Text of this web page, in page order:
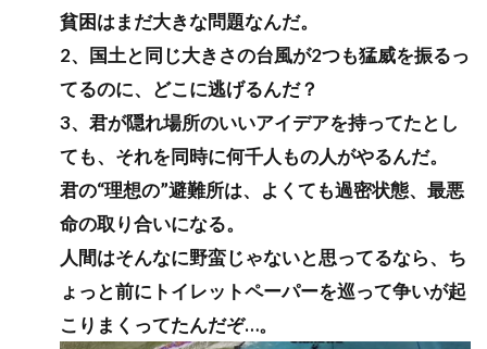
貧困はまだ大きな問題なんだ。
2、国土と同じ大きさの台風が2つも猛威を振るっ
てるのに、どこに逃げるんだ？
3、君が隠れ場所のいいアイデアを持ってたとし
ても、それを同時に何千人もの人がやるんだ。
君の“理想の”避難所は、よくても過密状態、最悪
命の取り合いになる。
人間はそんなに野蛮じゃないと思ってるなら、ち
ょっと前にトイレットペーパーを巡って争いが起
こりまくってたんだぞ…。